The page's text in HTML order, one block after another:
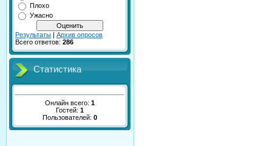
Плохо
Ужасно
Результаты | Архив опросов
Всего ответов: 286
Статистика
Онлайн всего: 1
Гостей: 1
Пользователей: 0